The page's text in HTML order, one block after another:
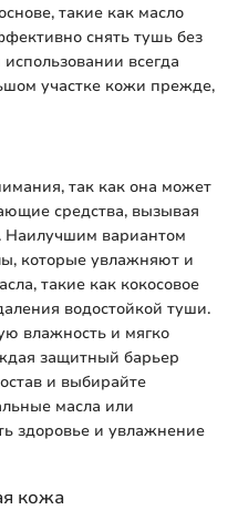
такие как масло
снять тушь без
всегда
участке кожи прежде,
так как она может
средства, вызывая
Наилучшим вариантом
которые увлажняют и
такие как кокосовое
водостойкой туши.
влажность и мягко
защитный барьер
и выбирайте
масла или
здоровье и увлажнение
кожа